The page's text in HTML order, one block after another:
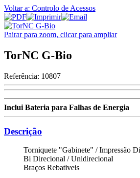
Voltar a: Controlo de Acessos
Pairar para zoom, clicar para ampliar
TorNC G-Bio
Referência: 10807
Inclui Bateria para Falhas de Energia
Descrição
Torniquete "Gabinete" / Impressão
Bi Direcional / Unidirecional
Braços Rebativeis